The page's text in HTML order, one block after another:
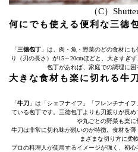
（C）
何にでも使える便利な三徳
「三徳包丁 」は、肉・魚・野菜のどの食材に
り（刃の長さ）が15～20cmほどと、大きすぎ
包丁があれば、家庭での調理に困
大きな食材も楽に切れる牛刀
「牛刀 」は「シェフナイフ」「フレンチナイ
ている包丁です。三徳包丁よりも刃渡りが長
や丸ごとの野菜も楽に
牛刀は非常に切れ味が鋭いのが特徴。食材を
まざまな切り方に柔
プロの料理人が使用するイメージが強く、初